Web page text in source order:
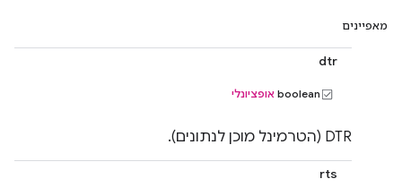
מאפיינים
dtr
‫boolean אופציונלי
DTR (הטרמינל מוכן לנתונים).
rts